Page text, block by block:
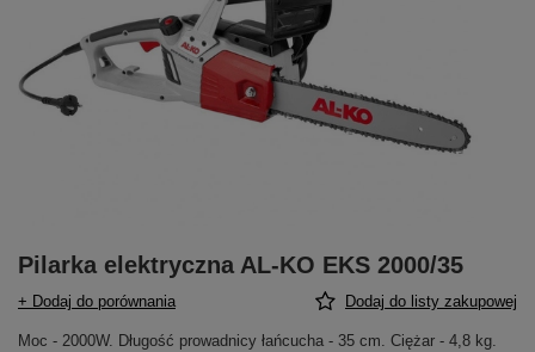
Pilarka elektryczna AL-KO EKS 2000/35
+ Dodaj do porównania Dodaj do listy zakupowej
Moc - 2000W. Długość prowadnicy łańcucha - 35 cm. Ciężar - 4,8 kg.